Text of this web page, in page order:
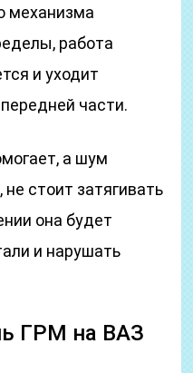
механизма
работа
и уходит
части.
а шум
стоит затягивать
она будет
и нарушать
ГРМ на ВАЗ